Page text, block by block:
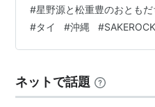
Sound Track
ホニャララ（2008年11
MUDA（2010年12月）
月） asin:B00GWAY1FC
うNHKの音楽バラエティ番
んでおりましたが、2025年
の後番組？として 2026年1
を見せられているんだろう
音…
#星野源と松重豊のおともだ
#タイ #沖縄 #SAKEROCK
ネットで話題